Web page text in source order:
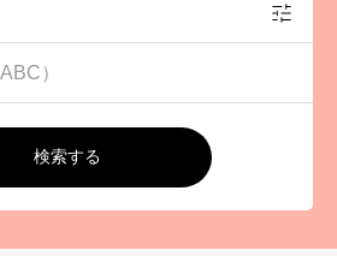
検索する